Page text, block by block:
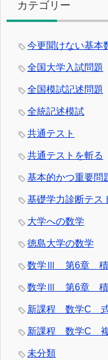
カテゴリー
今更聞けない基本
全国大学入試問題
全国模試記述問題
全統記述模試
共通テスト
共通テストを斬る
基本的かつ重要問
基礎学力診断テス
大学への数学
徳島大学の数学
数学Ⅲ 第6章 積
数学Ⅲ 第6章 積
新課程 数学C
新課程 数学C 複
未分類